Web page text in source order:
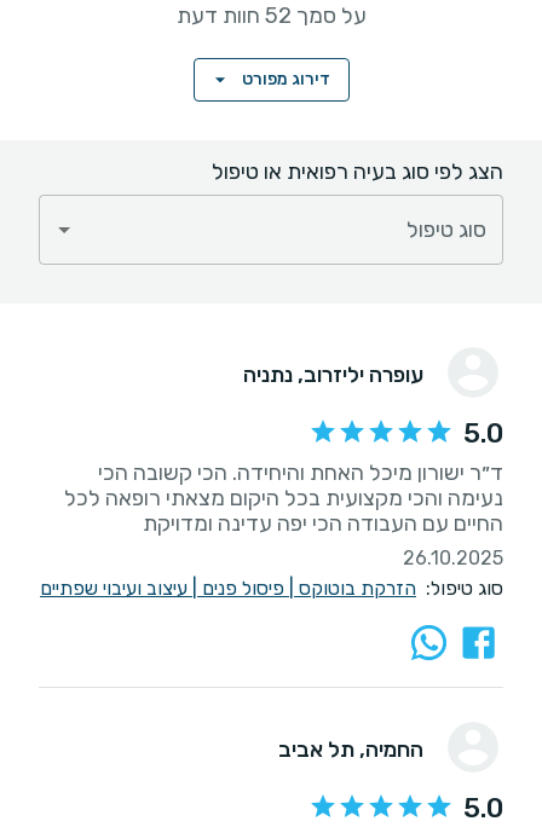
על סמך 52 חוות דעת
דירוג מפורט
הצג לפי סוג בעיה רפואית או טיפול
סוג טיפול
עופרה יליזרוב, נתניה
5.0
ד״ר ישורון מיכל האחת והיחידה. הכי קשובה הכי
נעימה והכי מקצועית בכל היקום מצאתי רופאה לכל
החיים עם העבודה הכי יפה עדינה ומדויקת
26.10.2025
סוג טיפול: הזרקת בוטוקס פיסול פנים עיצוב ועיבוי שפתיים
החמיה, תל אביב
5.0